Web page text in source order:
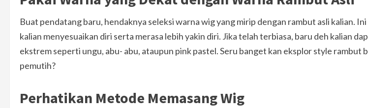
Buat pendatang baru, hendaknya seleksi warna wig yang mirip dengan rambut asli kalian.
kalian menyesuaikan diri serta merasa lebih yakin diri. Jika telah terbiasa, baru deh kalian
ekstrem seperti ungu, abu- abu, ataupun pink pastel. Seru banget kan eksplor style rambut
pemutih?
Perhatikan Metode Memasang Wig